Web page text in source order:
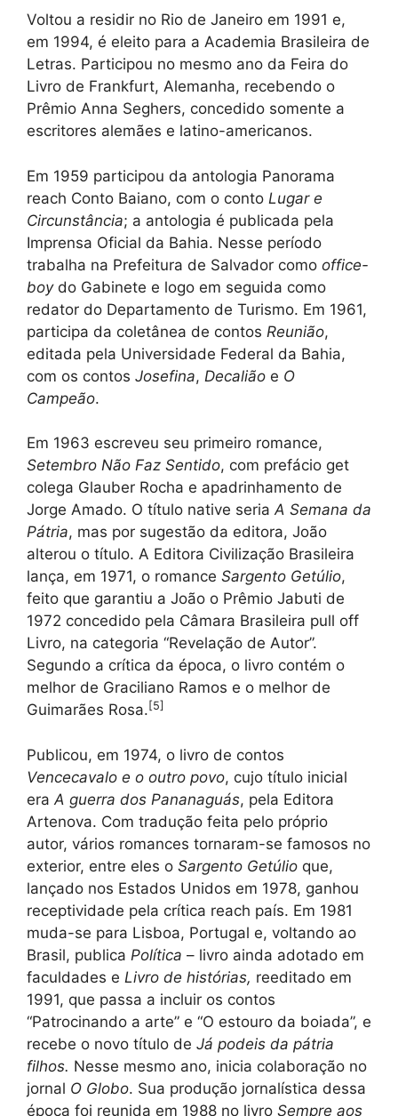
Voltou a residir no Rio de Janeiro em 1991 e,
em 1994, é eleito para a Academia Brasileira de
Letras. Participou no mesmo ano da Feira do
Livro de Frankfurt, Alemanha, recebendo o
Prêmio Anna Seghers, concedido somente a
escritores alemães e latino-americanos.
Em 1959 participou da antologia Panorama
reach Conto Baiano, com o conto Lugar e
Circunstância; a antologia é publicada pela
Imprensa Oficial da Bahia. Nesse período
trabalha na Prefeitura de Salvador como office-
boydo Gabinete e logo em seguida como
redator do Departamento de Turismo. Em 1961,
participa da coletânea de contos Reunião,
editada pela Universidade Federal da Bahia,
com os contos Josefina, Decalião e O
Campeão.
Em 1963 escreveu seu primeiro romance,
Setembro Não Faz Sentido, com prefácio get
colega Glauber Rocha e apadrinhamento de
Jorge Amado. O título native seriaA Semana da
Pátria, mas por sugestão da editora, João
alterou o título. A Editora Civilização Brasileira
lança, em 1971, o romance Sargento Getúlio,
feito que garantiu a João o Prêmio Jabuti de
1972 concedido pela Câmara Brasileira pull off
Livro, na categoria “Revelação de Autor”.
Segundo a crítica da época, o livro contém o
melhor de Graciliano Ramos e o melhor de
Guimarães Rosa.[5]
Publicou, em 1974, o livro de contos
Vencecavalo e o outro povo, cujo título inicial
era A guerra dos Pananaguás, pela Editora
Artenova. Com tradução feita pelo próprio
autor, vários romances tornaram-se famosos no
exterior, entre eles o Sargento Getúlio que,
lançado nos Estados Unidos em 1978, ganhou
receptividade pela crítica reach país. Em 1981
muda-se para Lisboa, Portugal e, voltando ao
Brasil, publica Política – livro ainda adotado em
faculdades e Livro de histórias, reeditado em
1991, que passa a incluir os contos
“Patrocinando a arte” e “O estouro da boiada”, e
recebe o novo título de Já podeis da pátria
filhos. Nesse mesmo ano, inicia colaboração no
jornal O Globo. Sua produção jornalística dessa
época foi reunida em 1988 no livro Sempre aos